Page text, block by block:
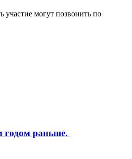
могут позвонить по
годом раньше.